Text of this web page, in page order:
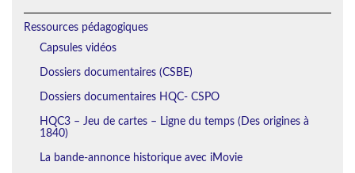
Ressources pédagogiques
Capsules vidéos
Dossiers documentaires (CSBE)
Dossiers documentaires HQC- CSPO
HQC3 – Jeu de cartes – Ligne du temps (Des origines à
1840)
La bande-annonce historique avec iMovie